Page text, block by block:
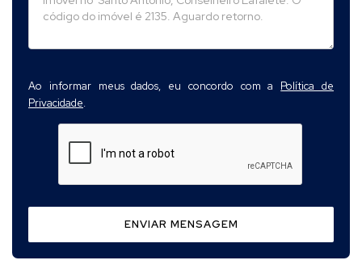
Ao informar meus dados, eu concordo com a Política de
Privacidade.
ENVIAR MENSAGEM